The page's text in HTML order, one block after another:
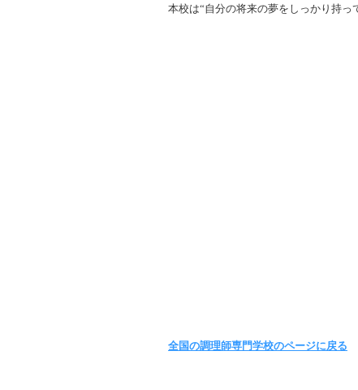
本校は“自分の将来の夢をしっかり持っ
全国の調理師専門学校のページに戻る